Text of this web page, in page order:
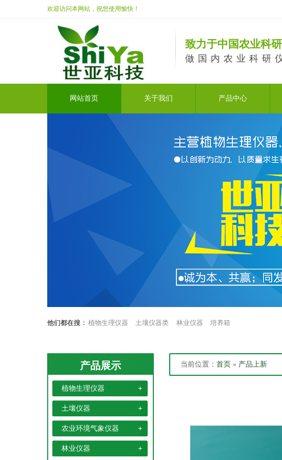
欢迎访问本网站，祝您使用愉快！
致力于中国农业科
做国内农业科研
网站首页 关于我们 产品中心
他们都在搜： 植物生理仪器 土壤仪器类 林业仪器 培养箱
产品展示
植物生理仪器
土壤仪器
农业环境气象仪器
林业仪器
当前位置： 首页 » 产品上新